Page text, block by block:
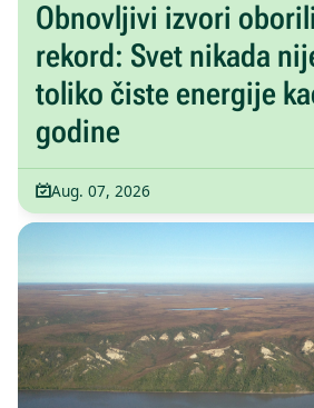
Obnovljivi izvori
rekord: Svet nikada
toliko čiste energije
godine
Aug. 07, 2026